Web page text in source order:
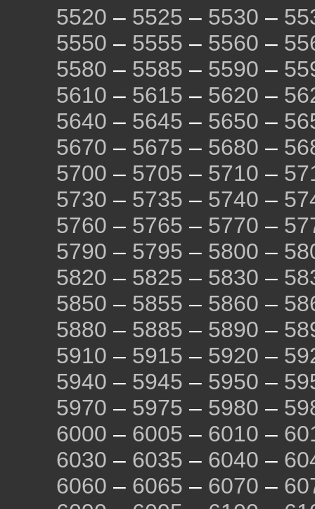
5520 – 5525 – 5530 –
5550 – 5555 – 5560 –
5580 – 5585 – 5590 –
5610 – 5615 – 5620 –
5640 – 5645 – 5650 –
5670 – 5675 – 5680 –
5700 – 5705 – 5710 –
5730 – 5735 – 5740 –
5760 – 5765 – 5770 –
5790 – 5795 – 5800 –
5820 – 5825 – 5830 –
5850 – 5855 – 5860 –
5880 – 5885 – 5890 –
5910 – 5915 – 5920 –
5940 – 5945 – 5950 –
5970 – 5975 – 5980 –
6000 – 6005 – 6010 –
6030 – 6035 – 6040 –
6060 – 6065 – 6070 –